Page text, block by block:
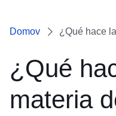
Domov ¿Qué hace
¿Qué
materia